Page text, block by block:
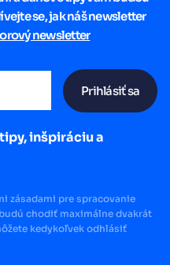
se, jak náš newsletter
newsletter
Prihlásiť sa
inšpiráciu a
zásadami pre spracovanie
chodiť maximálne dvakrát
kedykoľvek odhlásiť